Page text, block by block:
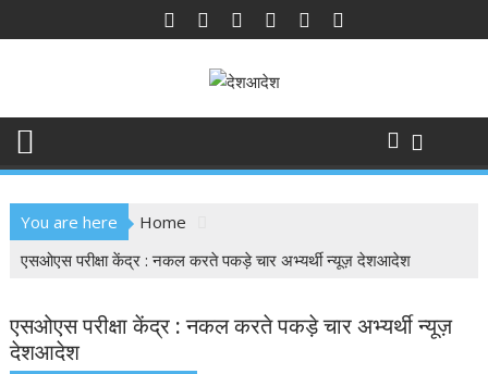
to
You are here
Home
एसओएस परीक्षा केंद्र : नकल करते पकड़े चार अभ्यर्थी न्यूज़ देशआदेश
एसओएस परीक्षा केंद्र : नकल करते पकड़े चार अभ्यर्थी न्यूज़
देशआदेश